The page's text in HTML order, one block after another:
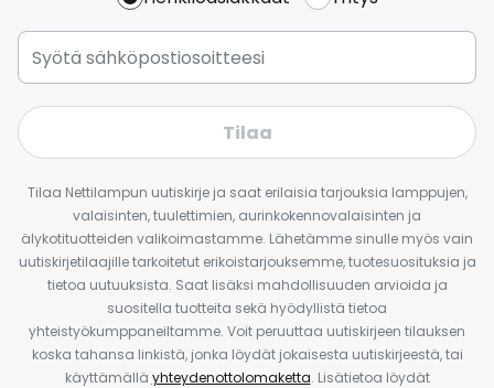
Tilaa
Tilaa Nettilampun uutiskirje ja saat erilaisia tarjouksia lamppujen,
valaisinten, tuulettimien, aurinkokennovalaisinten ja
älykotituotteiden valikoimastamme. Lähetämme sinulle myös vain
uutiskirjetilaajille tarkoitetut erikoistarjouksemme, tuotesuosituksia ja
tietoa uutuuksista. Saat lisäksi mahdollisuuden arvioida ja
suositella tuotteita sekä hyödyllistä tietoa
yhteistyökumppaneiltamme. Voit peruuttaa uutiskirjeen tilauksen
koska tahansa linkistä, jonka löydät jokaisesta uutiskirjeestä, tai
käyttämällä yhteydenottolomaketta. Lisätietoa löydät